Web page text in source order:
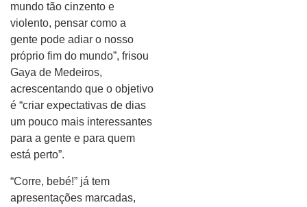
mundo tão cinzento e
violento, pensar como a
gente pode adiar o nosso
próprio fim do mundo”, frisou
Gaya de Medeiros,
acrescentando que o objetivo
é “criar expectativas de dias
um pouco mais interessantes
para a gente e para quem
está perto”.
“Corre, bebé!” já tem
apresentações marcadas,